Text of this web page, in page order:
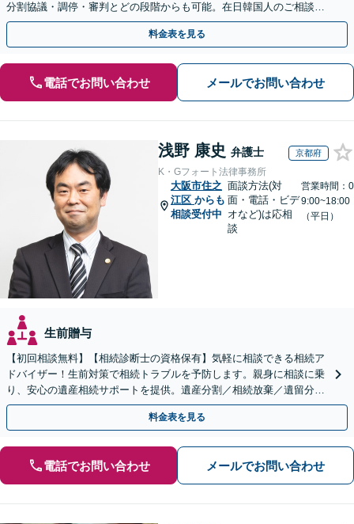
分割協議・調停・審判とどの段階からも可能。在日韓国人のご相談も
対応しております【休日・夜間相談可】
料金表を見る
電話でお問い合わせ メールでお問い合わせ
浅野 康史 弁護士 京都府
K・Gフォート法律事務所
大阪市住之
江区 からも
相談受付中
面談方法(対
面・電話・ビデ
オなど)は応相
談
営業時間：0
9:00~18:00
（平日）
生前贈与
【初回相談無料】【相続診断士の資格保有】気軽に相談できる相続ア
ドバイザー！生前対策で相続トラブルを予防します。親身に相談に乗
り、安心の遺産相続サポートを提供。遺産分割／相続放棄／遺留分も
お任せ！【出張サポート】【完全個室】【丸太町駅6分】
料金表を見る
電話でお問い合わせ メールでお問い合わせ